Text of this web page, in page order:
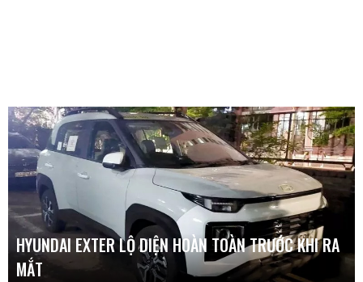
HYUNDAI EXTER LỘ DIỆN HOÀN TOÀN TRƯỚC KHI RA
MẮT